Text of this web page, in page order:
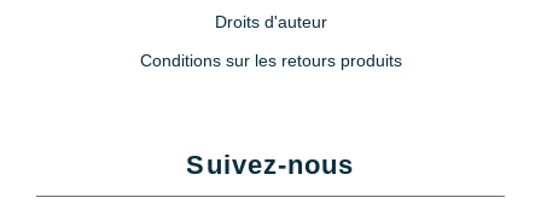
Droits d'auteur
Conditions sur les retours produits
Suivez-nous